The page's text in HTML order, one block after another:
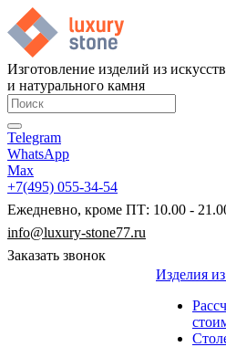
Изготовление изделий из
и натурального камня
Telegram
WhatsApp
Max
+7(495) 055-34-54
Ежедневно, кроме ПТ: 10.00 -
info@luxury-stone77.ru
Заказать звонок
Изделия